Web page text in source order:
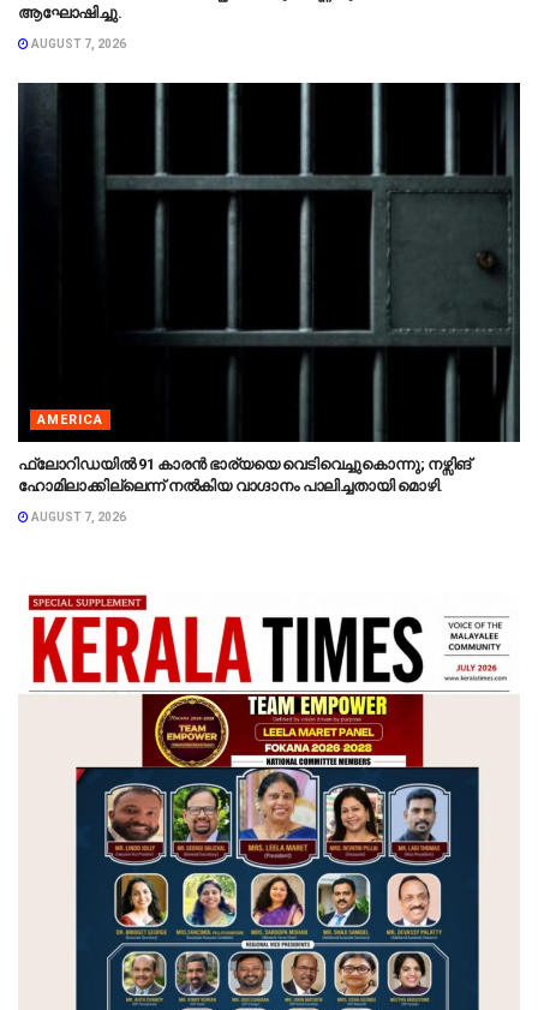
ആഘോഷിച്ചു.
AUGUST 7, 2026
AMERICA
ഫ്ലോറിഡയിൽ 91 കാരൻ ഭാര്യയെ വെടിവെച്ചുകൊന്നു; നഴ്സിങ്
ഹോമിലാക്കില്ലെന്ന് നൽകിയ വാഗ്ദാനം പാലിച്ചതായി മൊഴി.
AUGUST 7, 2026